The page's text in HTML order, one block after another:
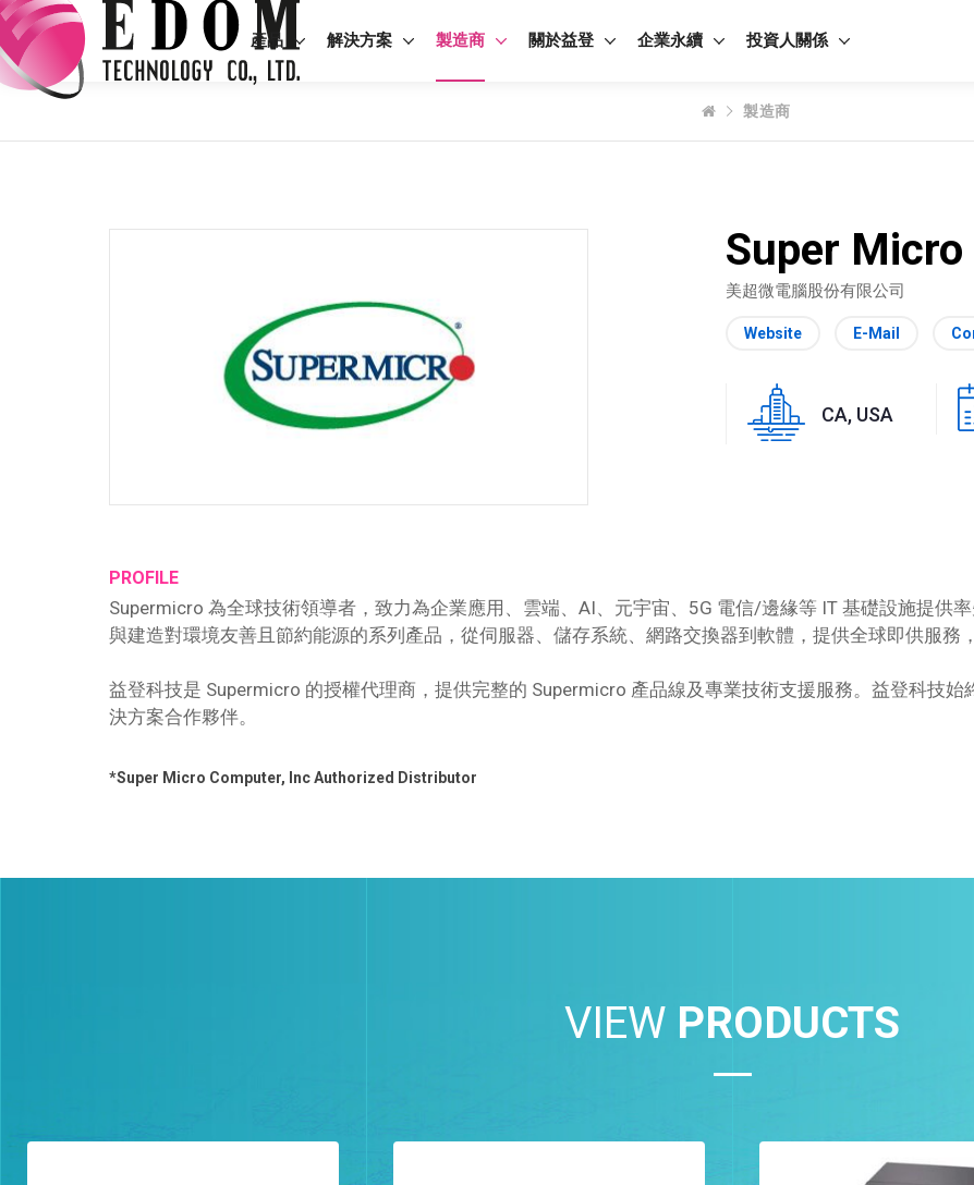
產品 解決方案 製造商 關於益登 企業永續 投資人關係
製造商
Super
美超微電腦股份有限公司
Website E-Mail
CA, USA
PROFILE
Supermicro 為全球技術領導者，致力為企業應用、雲端、AI、元宇宙、5G 電信/邊緣等 IT 基礎設施提供
與建造對環境友善且節約能源的系列產品，從伺服器、儲存系統、網路交換器到軟體，提供全球即供服務
益登科技是 Supermicro 的授權代理商，提供完整的 Supermicro 產品線及專業技術支援服務。益登科技
決方案合作夥伴。
*Super Micro Computer, Inc Authorized Distributor
VIEW PRODUCTS